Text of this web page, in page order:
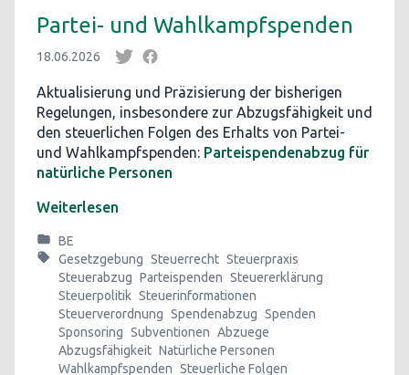
Partei- und Wahlkampfspenden
18.06.2026
Aktualisierung und Präzisierung der bisherigen
Regelungen, insbesondere zur Abzugsfähigkeit und
den steuerlichen Folgen des Erhalts von Partei-
und Wahlkampfspenden: Parteispendenabzug für
natürliche Personen
Weiterlesen
BE
Gesetzgebung Steuerrecht Steuerpraxis
Steuerabzug Parteispenden Steuererklärung
Steuerpolitik Steuerinformationen
Steuerverordnung Spendenabzug Spenden
Sponsoring Subventionen Abzuege
Abzugsfähigkeit Natürliche Personen
Wahlkampfspenden Steuerliche Folgen